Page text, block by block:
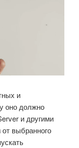
и
оно должно
и другими
выбранного